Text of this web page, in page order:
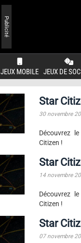
JEUX MOBILE JEUX DE
Publicité
Star
30 novembre
Découvrez
Citizen !
Star
14 novembre
Découvrez
Citizen !
Star
07 novembre